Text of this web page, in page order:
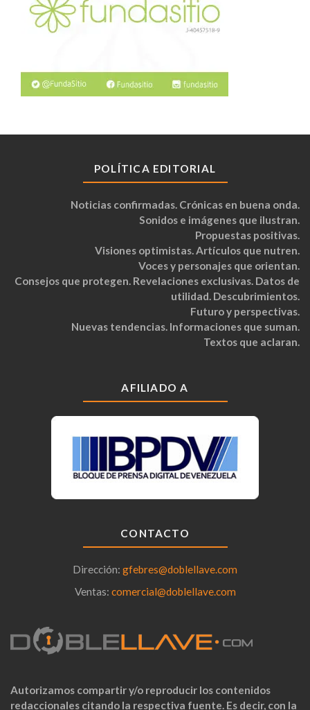
POLÍTICA EDITORIAL
Noticias confirmadas. Crónicas en buena onda.
Sonidos e imágenes que ilustran.
Propuestas positivas.
Visiones optimistas. Artículos que nutren.
Voces y personajes que orientan.
Consejos que protegen. Revelaciones exclusivas. Datos de
utilidad. Descubrimientos.
Futuro y perspectivas.
Nuevas tendencias. Informaciones que suman.
Textos que aclaran.
AFILIADO A
CONTACTO
Dirección: gfebres@doblellave.com
Ventas: comercial@doblellave.com
Autorizamos compartir y/o reproducir los contenidos
redaccionales citando la respectiva fuente. Es decir, con la